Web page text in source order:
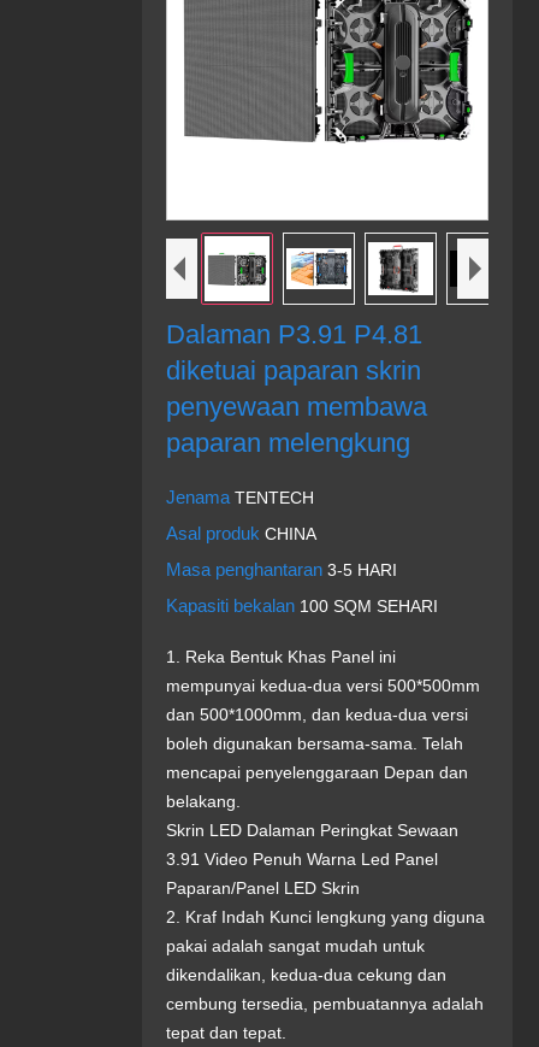
Dalaman P3.91 P4.81
diketuai paparan skrin
penyewaan membawa
paparan melengkung
Jenama TENTECH
Asal produk CHINA
Masa penghantaran 3-5 HARI
Kapasiti bekalan 100 SQM SEHARI
1. Reka Bentuk Khas Panel ini
mempunyai kedua-dua versi 500*500mm
dan 500*1000mm, dan kedua-dua versi
boleh digunakan bersama-sama. Telah
mencapai penyelenggaraan Depan dan
belakang.
Skrin LED Dalaman Peringkat Sewaan
3.91 Video Penuh Warna Led Panel
Paparan/Panel LED Skrin
2. Kraf Indah Kunci lengkung yang diguna
pakai adalah sangat mudah untuk
dikendalikan, kedua-dua cekung dan
cembung tersedia, pembuatannya adalah
tepat dan tepat.